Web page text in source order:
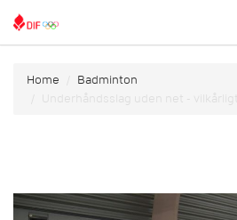
Home
Badminton
Underhåndsslag uden net -